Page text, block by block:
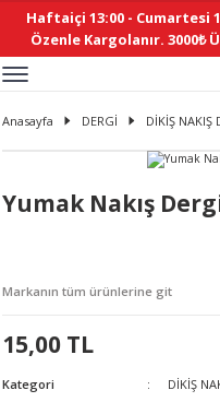
Haftaiçi 13:00 - Cumartesi
Özenle Kargolanır.
Geri
Geri
YASTIKLAR
Geri
Geri
YAPIMI
Geri
Geri
- DAİRESEL
Geri
Geri
Geri
Geri
Geri
Geri
Geri
Geri
Geri
AKSESUAR
Geri
Geri
Geri
Geri
Geri
Geri
Anasayfa DERGİ DİKİŞ NAKIŞ
Yumak Nakış
Markanın tüm ürünlerine git
15,00 TL
Kategori
DİKİŞ